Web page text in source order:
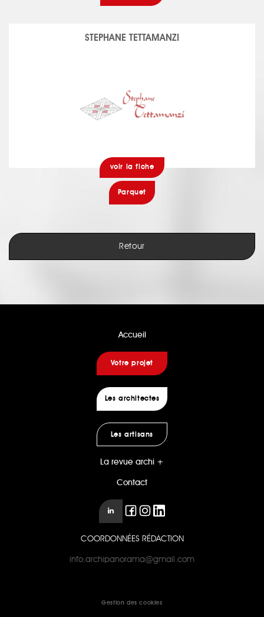
STEPHANE TETTAMANZI
voir la fiche
Parquet
Retour
Accueil
Votre projet
Les architectes
Les artisans
La revue archi +
Contact
COORDONNÉES RÉDACTION
info.archipanorama@gmail.com
Gestion des cookies